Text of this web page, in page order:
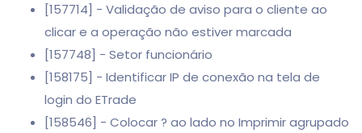
[157714] - Validação de aviso para o cliente ao
clicar e a operação não estiver marcada
[157748] - Setor funcionário
[158175] - Identificar IP de conexão na tela de
login do ETrade
[158546] - Colocar ? ao lado no Imprimir agrupado